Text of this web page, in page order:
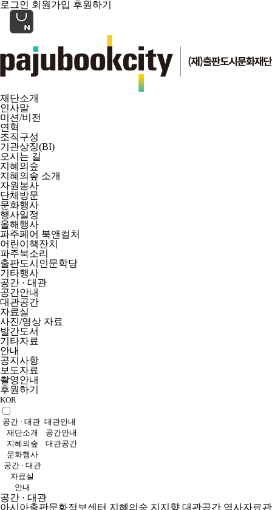
로그인 회원가입 후원하기
재단소개
인사말
미션/비전
연혁
조직구성
기관상징(BI)
오시는 길
지혜의숲
지혜의숲 소개
자원봉사
단체방문
문화행사
행사일정
올해행사
파주페어 북앤컬처
어린이책잔치
파주북소리
출판도시인문학당
기타행사
공간 · 대관
공간안내
대관공간
자료실
사진/영상 자료
발간도서
기타자료
안내
공지사항
보도자료
촬영안내
후원하기
KOR
공간 · 대관
재단소개
지혜의숲
문화행사
공간 · 대관
자료실
안내
대관안내
공간안내
대관공간
공간 · 대관
아시아출판문화정보센터 지혜의숲 지지향 대관공간 역사자료관